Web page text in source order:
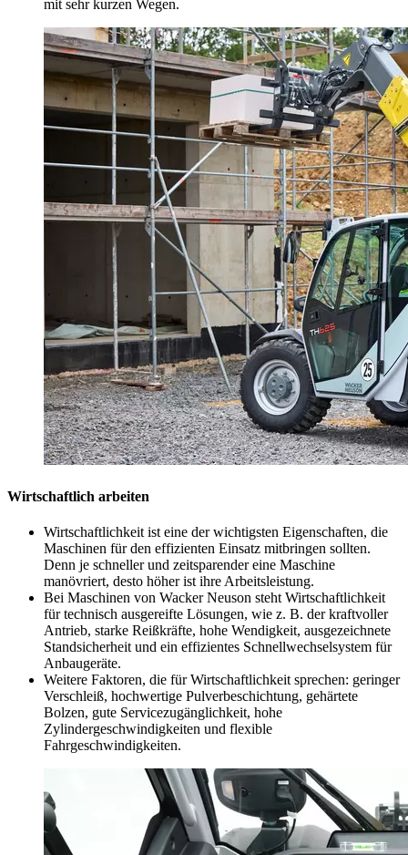
mit sehr kurzen Wegen.
Wirtschaftlich arbeiten
Wirtschaftlichkeit ist eine der wichtigsten Eigenschaften, die
Maschinen für den effizienten Einsatz mitbringen sollten.
Denn je schneller und zeitsparender eine Maschine
manövriert, desto höher ist ihre Arbeitsleistung.
Bei Maschinen von Wacker Neuson steht Wirtschaftlichkeit
für technisch ausgereifte Lösungen, wie z. B. der kraftvoller
Antrieb, starke Reißkräfte, hohe Wendigkeit, ausgezeichnete
Standsicherheit und ein effizientes Schnellwechselsystem für
Anbaugeräte.
Weitere Faktoren, die für Wirtschaftlichkeit sprechen: geringer
Verschleiß, hochwertige Pulverbeschichtung, gehärtete
Bolzen, gute Servicezugänglichkeit, hohe
Zylindergeschwindigkeiten und flexible
Fahrgeschwindigkeiten.